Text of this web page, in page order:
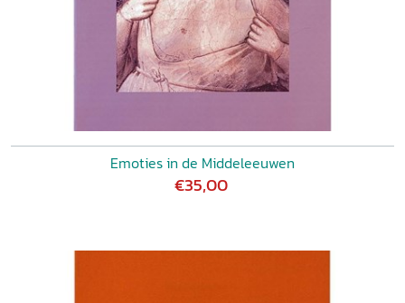
Emoties in de Middeleeuwen
€35,00